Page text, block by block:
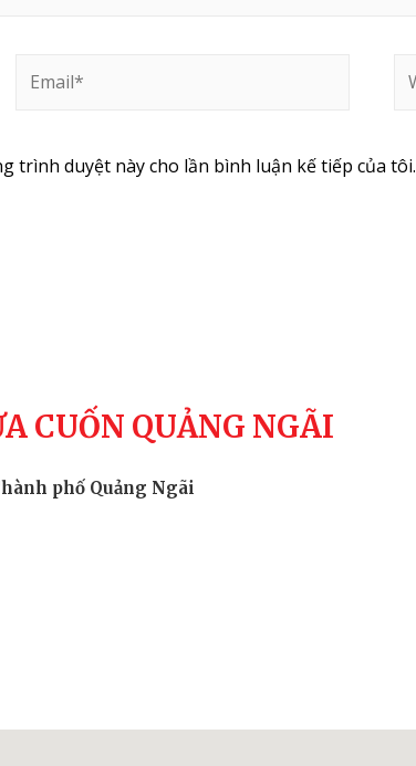
trình duyệt này cho lần bình luận kế tiếp của tôi.
CUỐN QUẢNG NGÃI
phố Quảng Ngãi